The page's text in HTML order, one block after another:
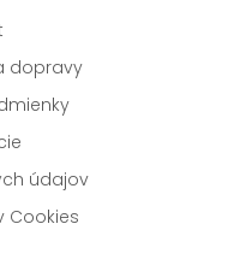
dopravy
údajov
Cookies